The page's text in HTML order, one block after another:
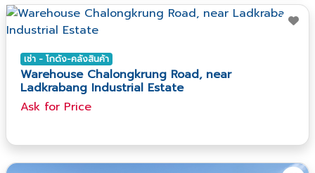
เช่า - โกดัง-คลังสินค้า
Warehouse Chalongkrung Road, near
Ladkrabang Industrial Estate
Ask​ for​ Price